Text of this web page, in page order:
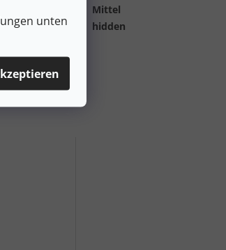
unten
Mittel
#sizes_table#
hidden